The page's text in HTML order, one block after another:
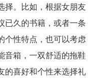
择。比如，根据女朋友
已久的书籍，或者一条
个性特点，也可以考虑
音箱，一双舒适的拖鞋
的喜好和个性来选择礼